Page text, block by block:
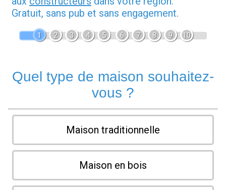
Gratuit, sans pub et sans engagement.
1 2 3 4 5 6 7 8 9 10
Quel type de maison souhaitez-
vous ?
Maison traditionnelle
Maison en bois